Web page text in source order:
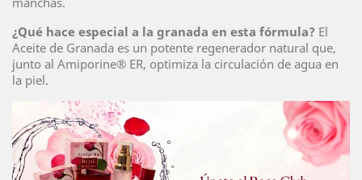
¿Qué hace especial a la granada en esta fórmula? El
Aceite de Granada es un potente regenerador natural que,
junto al Amiporine® ER, optimiza la circulación de agua en
la piel.